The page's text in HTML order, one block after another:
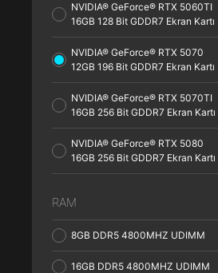
NVIDIA® GeForce® RTX 5060TI
16GB 128 Bit GDDR7 Ekran Kartı
NVIDIA® GeForce® RTX 5070
12GB 196 Bit GDDR7 Ekran Kartı
NVIDIA® GeForce® RTX 5070TI
16GB 256 Bit GDDR7 Ekran Kartı
NVIDIA® GeForce® RTX 5080
16GB 256 Bit GDDR7 Ekran Kartı
RAM
8GB DDR5 4800MHZ UDIMM
16GB DDR5 4800MHZ UDIMM